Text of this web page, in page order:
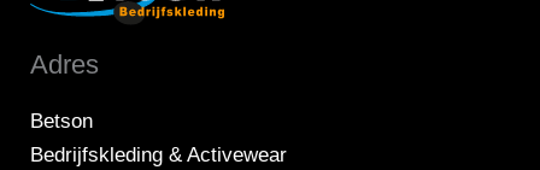
Adres
Betson
Bedrijfskleding & Activewear